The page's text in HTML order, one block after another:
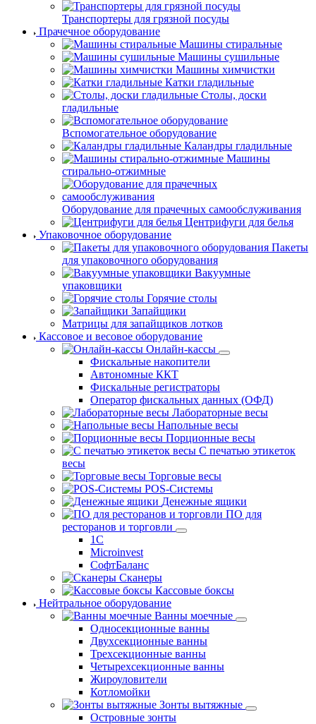
Транспортеры для грязной посуды
Прачечное оборудование
Машины стиральные
Машины сушильные
Машины химчистки
Катки гладильные
Столы, доски
гладильные
Вспомогательное оборудование
Каландры гладильные
Машины
стирально-отжимные
Оборудование для прачечных самообслуживания
Центрифуги для белья
Упаковочное оборудование
Пакеты
для упаковочного оборудования
Вакуумные
упаковщики
Горячие столы
Запайщики
Матрицы для запайщиков лотков
Кассовое и весовое оборудование
Онлайн-кассы
Фискальные накопители
Автономные ККТ
Фискальные регистраторы
Оператор фискальных данных (ОФД)
Лабораторные весы
Напольные весы
Порционные весы
С печатью этикеток
весы
Торговые весы
POS-Системы
Денежные ящики
ПО для
ресторанов и торговли
1С
Microinvest
СофтБаланс
Сканеры
Кассовые боксы
Нейтральное оборудование
Ванны моечные
Односекционные ванны
Двухсекционные ванны
Трехсекционные ванны
Четырехсекционные ванны
Жироуловители
Котломойки
Зонты вытяжные
Островные зонты